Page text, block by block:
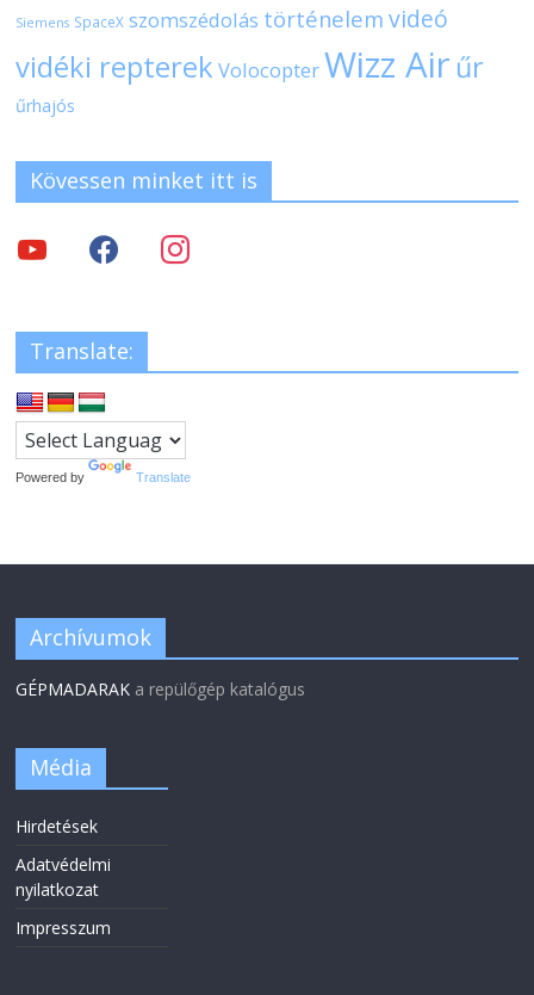
Siemens SpaceX szomszédolás történelem videó
vidéki repterek VolocopterWizz Air űr
űrhajós
Kövessen minket itt is
Translate:
Powered by Translate
Archívumok
GÉPMADARAK a repülőgép katalógus
Média
Hirdetések
Adatvédelmi
nyilatkozat
Impresszum